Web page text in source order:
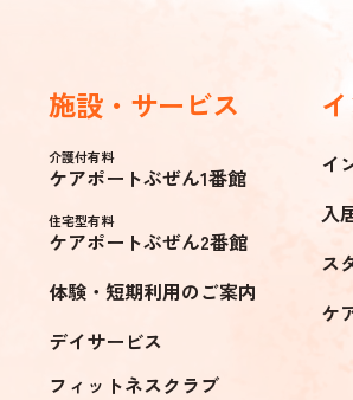
ぶぜんケアサービス
Google MAP
施設・サービス
介護付有料
ケアポートぶぜん1番館
住宅型有料
ケアポートぶぜん2番館
体験・短期利用のご案内
デイサービス
フィットネスクラブ
イ
入
ス
ケ